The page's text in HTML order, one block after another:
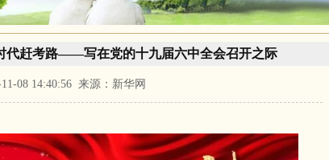
代赶考路——写在党的十九届六中全会召开之际
11-08 14:40:56 来源：新华网